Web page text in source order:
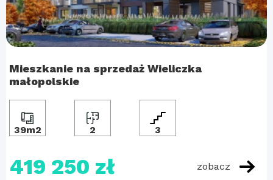
Mieszkanie na sprzedaż Wieliczka
małopolskie
39m2 2 3
419 250 zł zobacz